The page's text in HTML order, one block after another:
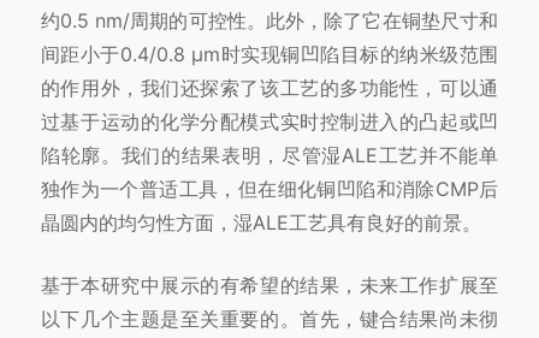
约0.5 nm/周期的可控性。此外，除了它在铜垫尺寸和
间距小于0.4/0.8 μm时实现铜凹陷目标的纳米级范围
的作用外，我们还探索了该工艺的多功能性，可以通
过基于运动的化学分配模式实时控制进入的凸起或凹
陷轮廓。我们的结果表明，尽管湿ALE工艺并不能单
独作为一个普适工具，但在细化铜凹陷和消除CMP后
晶圆内的均匀性方面，湿ALE工艺具有良好的前景。
基于本研究中展示的有希望的结果，未来工作扩展至
以下几个主题是至关重要的。首先，键合结果尚未彻